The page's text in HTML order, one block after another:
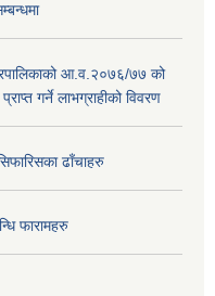
आ.व.२०७६/७७ को
गर्ने लाभग्राहीको विवरण
ढाँचाहरु
फारामहरु